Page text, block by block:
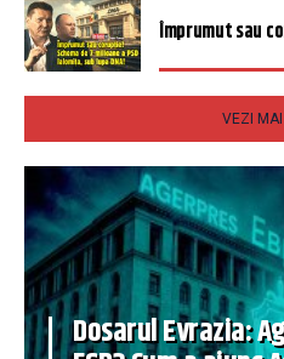
Împrumut sau
VEZI MAI
Dosarul Evrazia: